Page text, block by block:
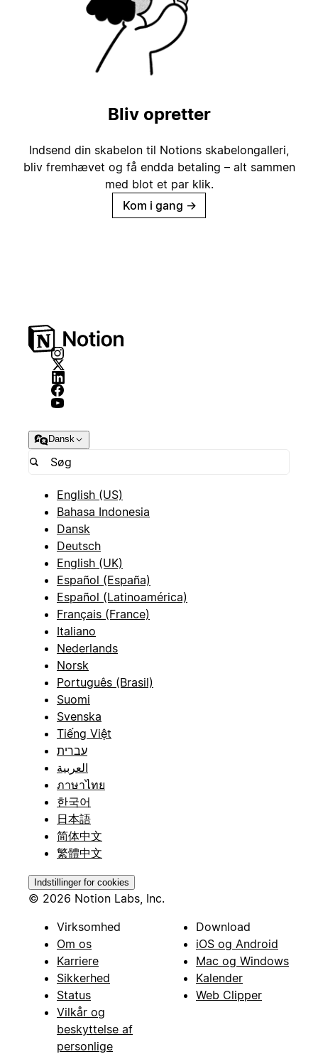
Bliv opretter
Indsend din skabelon til Notions skabelongalleri,
bliv fremhævet og få endda betaling – alt sammen
med blot et par klik.
Kom i gang →
Dansk
English (US)
Bahasa Indonesia
Dansk
Deutsch
English (UK)
Español (España)
Español (Latinoamérica)
Français (France)
Italiano
Nederlands
Norsk
Português (Brasil)
Suomi
Svenska
Tiếng Việt
עברית
العربية
ภาษาไทย
한국어
日本語
简体中文
繁體中文
Indstillinger for cookies
© 2026 Notion Labs, Inc.
Virksomhed
Om os
Karriere
Sikkerhed
Status
Vilkår og
beskyttelse af
personlige
Download
iOS og Android
Mac og Windows
Kalender
Web Clipper